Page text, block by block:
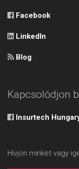
Facebook
LinkedIn
Blog
Kapcsolódjon
Insurtech
Hívjon minket vagy